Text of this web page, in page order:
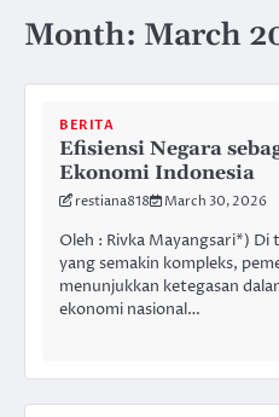
Month: March
BERITA
Efisiensi Negara
Ekonomi Indonesia
restiana818 March 30, 2026
Oleh : Rivka Mayangsari*) Di
yang semakin kompleks,
menunjukkan ketegasan
ekonomi nasional…